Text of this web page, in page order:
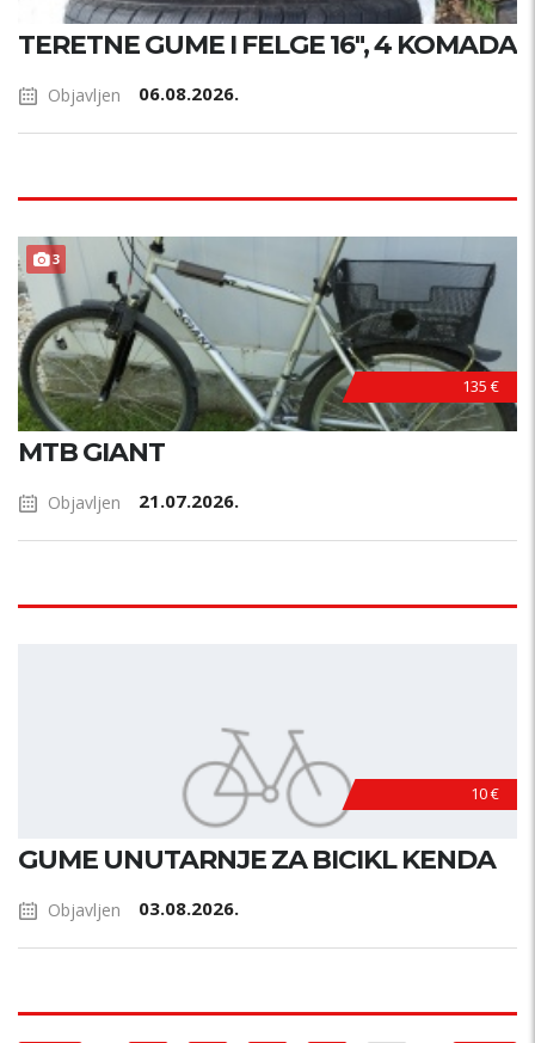
TERETNE GUME I FELGE 16", 4 KOMADA
Objavljen 06.08.2026.
3
135 €
MTB GIANT
Objavljen 21.07.2026.
10 €
GUME UNUTARNJE ZA BICIKL KENDA
Objavljen 03.08.2026.